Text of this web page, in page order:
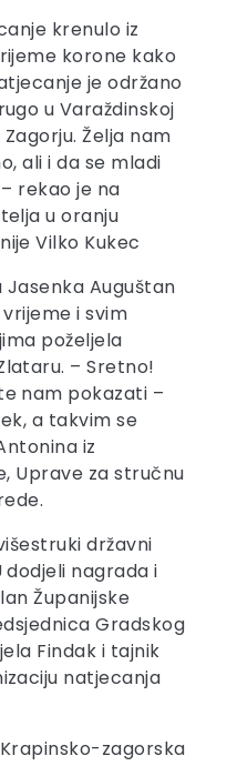
krenulo iz
korone kako
je održano
u Varaždinskoj
Želja nam
ali i da se mladi
rekao je na
u oranju
Vilko Kukec
Auguštan
i svim
poželjela
– Sretno!
nam pokazati –
a takvim se
iz
Uprave za stručnu
državni
dodjeli nagrada i
Županijske
Gradskog
Findak i tajnik
natjecanja
zagorska